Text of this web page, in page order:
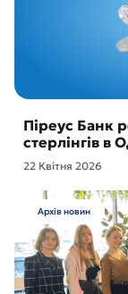
Піреус Банк
стерлінгів в
22 Квітня 2026
Архів новин